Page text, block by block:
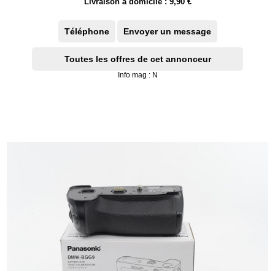
Téléphone Envoyer un message
Toutes les offres de cet annonceur
Info mag : N